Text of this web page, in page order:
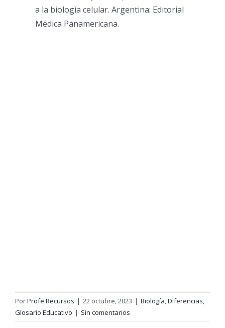
a la biología celular. Argentina: Editorial
Médica Panamericana.
PorProfe Recursos | 22 octubre, 2023 | Biología,Diferencias,
Glosario Educativo | Sin comentarios